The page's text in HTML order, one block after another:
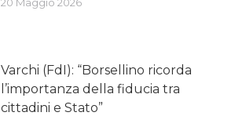
Varchi (FdI): “Borsellino ricorda
l’importanza della fiducia tra
cittadini e Stato”